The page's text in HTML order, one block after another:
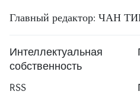
Главный редактор: ЧАН
Интеллектуальная
собственность
RSS